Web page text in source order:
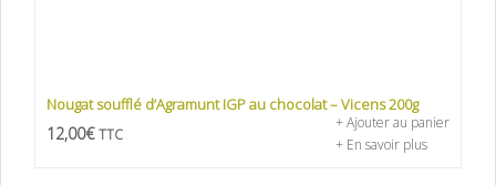
Nougat soufflé d’Agramunt IGP au chocolat – Vicens 200g
12,00€ TTC
+ Ajouter au panier
+ En savoir plus